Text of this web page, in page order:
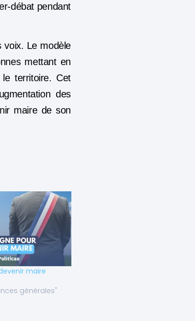
débat pendant
voix. Le modèle
mettant en
territoire. Cet
des
maire de son
maire
générales"